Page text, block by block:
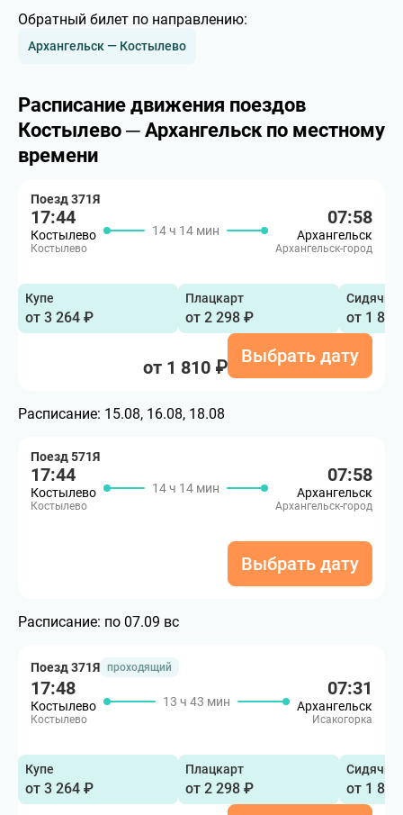
Обратный билет по направлению:
Архангельск — Костылево
Расписание движения поездов
Костылево ─ Архангельск по местному
времени
Поезд 371Я
17:44
Костылево
Костылево
14 ч 14 мин
07:58
Архангельск
Архангельск-город
Купе
от 3 264 ₽
Плацкарт
от 2 298 ₽
Сидячий
от 1
от 1 810 ₽
Выбрать дату
Расписание: 15.08, 16.08, 18.08
Поезд 571Я
17:44
Костылево
Костылево
14 ч 14 мин
07:58
Архангельск
Архангельск-город
Выбрать дату
Расписание: по 07.09 вс
Поезд 371Я проходящий
17:48
Костылево
Костылево
13 ч 43 мин
07:31
Архангельск
Исакогорка
Купе
от 3 264 ₽
Плацкарт
от 2 298 ₽
Сидячий
от 1